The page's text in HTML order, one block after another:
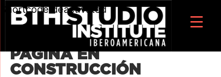
Shortcode deactivated
PÁGINA EN
CONSTRUCCIÓN